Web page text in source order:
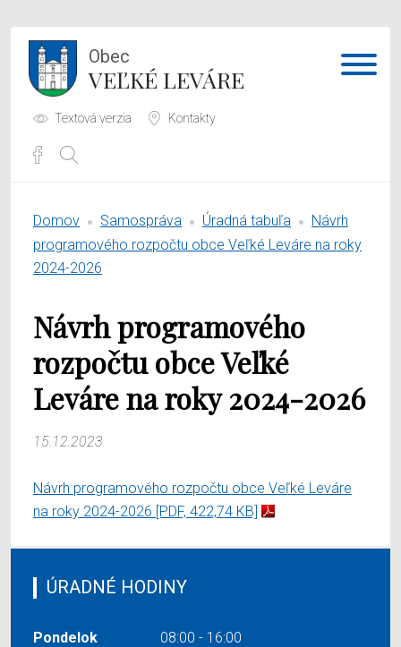
Obec
VEĽKÉ LEVÁRE
Textová verzia Kontakty
Samospráva
O obci
Domov Samospráva Úradná tabuľa
Návrh
programového rozpočtu obce Veľké Leváre na roky
2024-2026
Návrh programového
rozpočtu obce Veľké
Leváre na roky 2024-2026
15.12.2023
Návrh programového rozpočtu obce Veľké Leváre
na roky 2024-2026 [PDF, 422,74 KB]
ÚRADNÉ HODINY
Pondelok
08:00 - 16:00